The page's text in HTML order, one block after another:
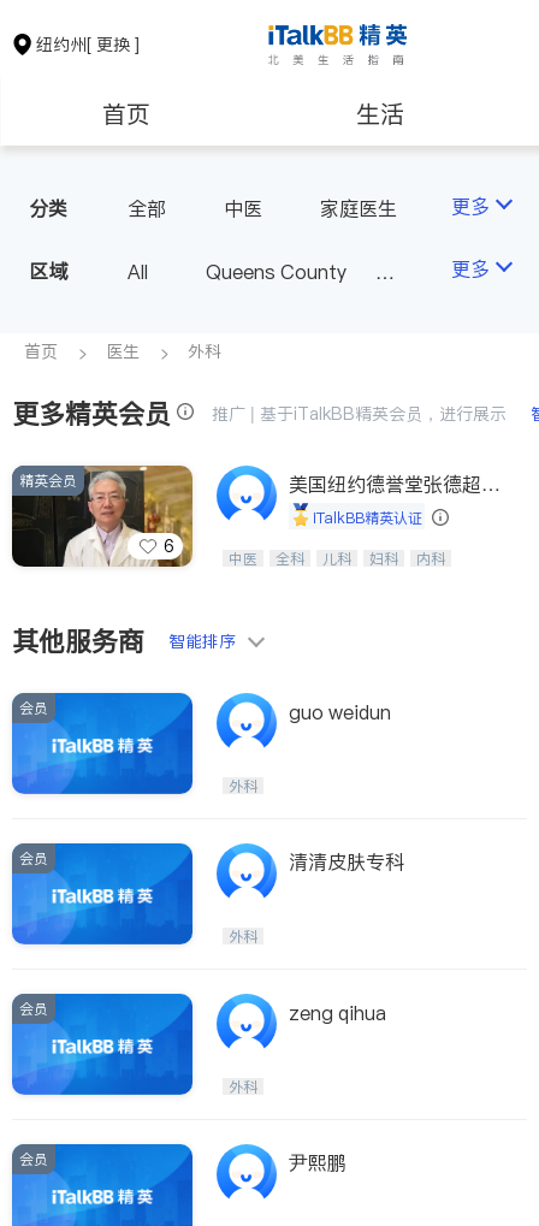
纽约州[ 更换 ]
首页 生活
保险理财 房地产租售
银行贷款
建筑装修 教育
养老 非盈利组织
分类 全部 中医
家庭医生
眼科
妇科
儿科
心脏科
肠胃肝脏科
外科
泌尿科
风湿病
不孕不育
呼吸科
医生-其它
内分泌科
更多
区域 All
Queens County
Long Island
Buffalo & Syracuse
Westchester County & Orange
County
Albany
更多
首页 医生 外科
更多精英会员 推广 | 基于iTalkBB精英会员，进行展示
6
精英会员
美国纽约德誉堂张德超医
生 iTalkBB精英认证
纽约德誉堂张德超等医生，中医针灸名
中医 全科 儿科 妇科
内科
泌尿科
脊椎神经科
其他服务商 智能排序
会员 guo weidun
外科
会员 清清皮肤专科
外科
会员 zeng qihua
外科
会员 尹熙鹏